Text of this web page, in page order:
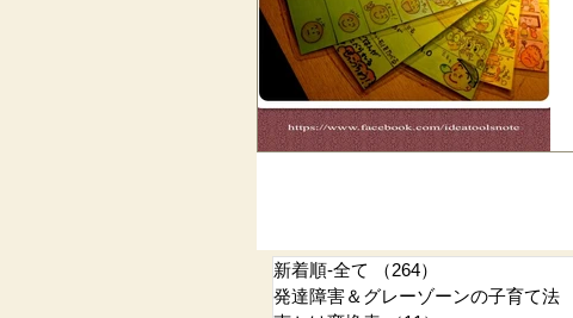
新着順-全て （264）
発達障害＆グレーゾーンの子育て法